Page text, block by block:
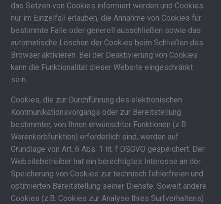
das Setzen von Cookies informiert werden und Cookies
nur im Einzelfall erlauben, die Annahme von Cookies für
bestimmte Fälle oder generell ausschließen sowie das
automatische Löschen der Cookies beim Schließen des
Browser aktivieren. Bei der Deaktivierung von Cookies
kann die Funktionalität dieser Website eingeschränkt
sein.
Cookies, die zur Durchführung des elektronischen
Kommunikationsvorgangs oder zur Bereitstellung
bestimmter, von Ihnen erwünschter Funktionen (z.B.
Warenkorbfunktion) erforderlich sind, werden auf
Grundlage von Art. 6 Abs. 1 lit. f DSGVO gespeichert. Der
Websitebetreiber hat ein berechtigtes Interesse an der
Speicherung von Cookies zur technisch fehlerfreien und
optimierten Bereitstellung seiner Dienste. Soweit andere
Cookies (z.B. Cookies zur Analyse Ihres Surfverhaltens)